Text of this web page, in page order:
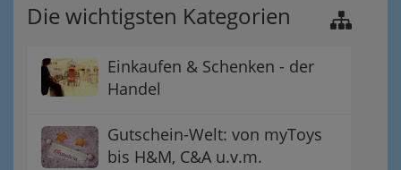
Die wichtigsten Kategorien
Einkaufen & Schenken - der
Handel
Gutschein-Welt: von myToys
bis H&M, C&A u.v.m.